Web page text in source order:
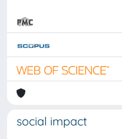
social impact